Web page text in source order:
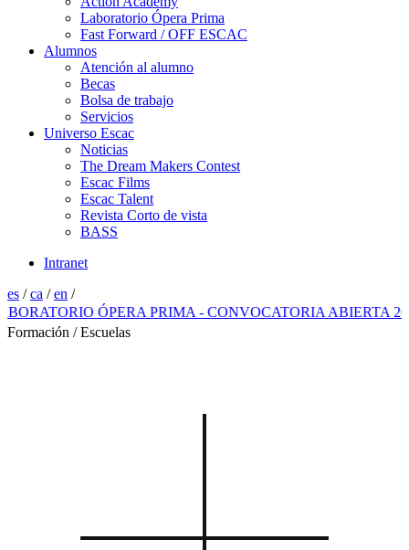
Laboratorio Ópera Prima
Fast Forward / OFF ESCAC
Alumnos
Atención al alumno
Becas
Bolsa de trabajo
Servicios
Universo Escac
Noticias
The Dream Makers Contest
Escac Films
Escac Talent
Revista Corto de vista
BASS
Intranet
es /ca /en /
ÓPERA PRIMA - CONVOCATORIA ABIERTA 2026
Formación / Escuelas